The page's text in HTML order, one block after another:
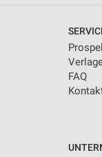
FAQ